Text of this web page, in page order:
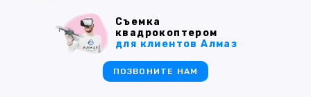
Съемка
квадрокоптером
для клиентов Алмаз
ПОЗВОНИТЕ НАМ